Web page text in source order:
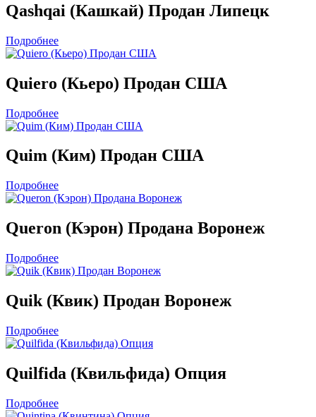
Qashqai (Кашкай) Продан Липецк
Подробнее
Quiero (Кьеро) Продан США
Подробнее
Quim (Ким) Продан США
Подробнее
Queron (Кэрон) Продана Воронеж
Подробнее
Quik (Квик) Продан Воронеж
Подробнее
Quilfida (Квильфида) Опция
Подробнее